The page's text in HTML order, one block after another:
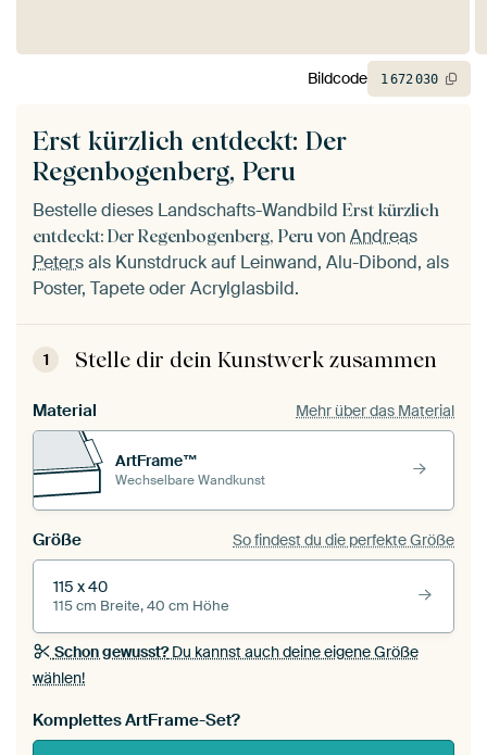
Erst kürzlich entdeckt: Der
Regenbogenberg, Peru
Bestelle dieses Landschafts-Wandbild Erst kürzlich
entdeckt: Der Regenbogenberg, Peru vonAndreas
Petersals Kunstdruck auf Leinwand, Alu-Dibond, als
Poster, Tapete oder Acrylglasbild.
1 Stelle dir dein Kunstwerk zusammen
Material Mehr über das Material
ArtFrame™
Wechselbare Wandkunst
Größe So findest du die perfekte Größe
115 x 40
115 cm Breite, 40 cm Höhe
Schon gewusst?Du kannst auch deine eigene Größe
wählen!
Komplettes ArtFrame-Set?
Bildcode 1 672030